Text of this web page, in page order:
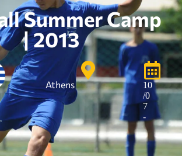
Summer Camp
| 2013
Athens
10
/0
7
-